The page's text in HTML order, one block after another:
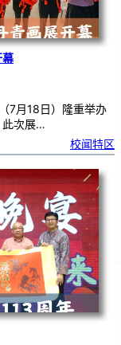
幕
7月18日）隆重举办
此次展…
校闻特区